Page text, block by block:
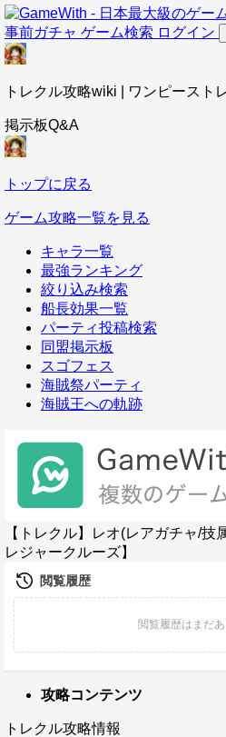
事前ガチャ ゲーム検索 ログイン
トレクル攻略wiki | ワンピースト
掲示板Q&A
トップに戻る
ゲーム攻略一覧を見る
キャラ一覧
最強ランキング
絞り込み検索
船長効果一覧
パーティ投稿検索
同盟掲示板
スゴフェス
海賊祭パーティ
海賊王への軌跡
【トレクル】レオ(レアガチャ/技
レジャークルーズ】
攻略コンテンツ
トレクル攻略情報